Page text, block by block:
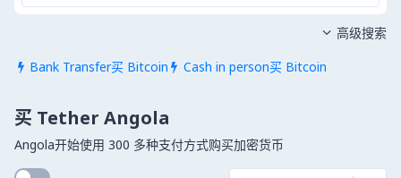
 Bank Transfer买 Bitcoin  Cash in person买 Bitcoin
 高级搜索
买 Tether Angola
Angola开始使用 300 多种支付方式购买加密货币